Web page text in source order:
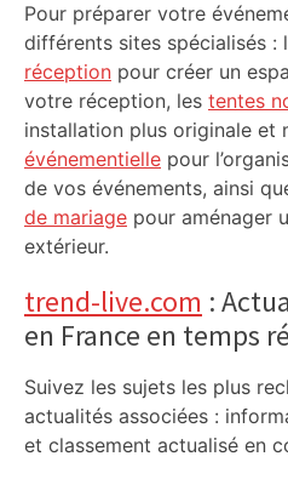
Pour préparer votre
différents sites spécialisés :
réception pour créer un
votre réception, les tentes
installation plus originale et
événementielle pour
de vos événements, ainsi
de mariage pour aménager
extérieur.
trend-live.com :
en France en temps
Suivez les sujets les plus
actualités associées :
et classement actualisé en